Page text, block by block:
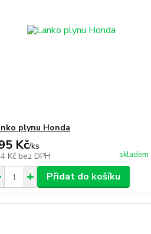
plynu Honda
Kč/ks
Kč bez DPH skladem
Přidat do košíku